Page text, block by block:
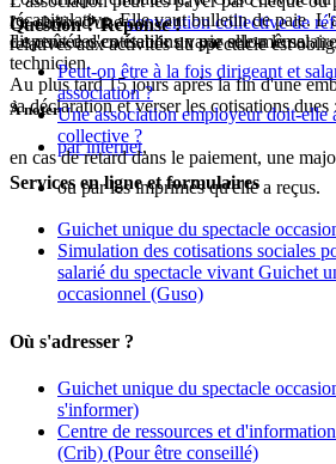
Le choix d'uneconvention collective de
relatives aux activités du spectacle est
Au plus tard 15 jours après la fin d'une
sa déclaration et verser les cotisations dues :
par internet,
ou par les imprimés qu'elle a reçus.
Le coût des cotisations varie selon le
technicien.
À noter
en cas de retard dans le paiement, une
récapitulative. Elle vaut bulletin de paie.
dispensée d'en établir un par elle-même.
Question ? Réponse !
Peut-on être à la fois dirigeant et
association ?
Une association employeur doit-elle
collective ?
Services en ligne et formulaires
Guichet unique du spectacle
Simulation des cotisations sociales
salarié du spectacle vivant Guichet
occasionnel (Guso)
Où s'adresser ?
Guichet unique du spectacle
s'informer)
Centre de ressources et
(Crib) (Pour être conseillé)